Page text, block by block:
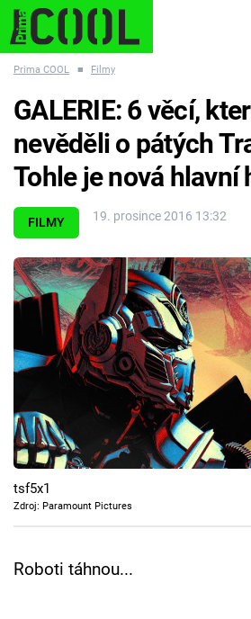
ESCAPE PLNEJ KOTEL AVENGERS
Témata
Filmy
Seriály
Hry
Cool Esport
Pořady
TV Program
Prima COOL ■ Filmy
FILMY 19. prosince 2016 13:32
GALERIE: 6 věcí,
nevěděli o pátých
Tohle je nová hlavní
tsf5x1
Zdroj: Paramount Pictures
Roboti táhnou...